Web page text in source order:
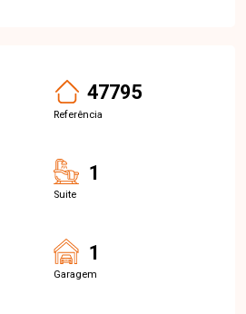
47795
Referência
1
Suite
1
Garagem